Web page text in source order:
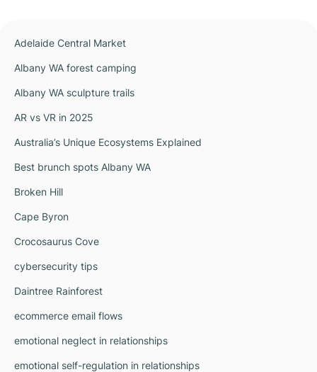
Adelaide Central Market
Albany WA forest camping
Albany WA sculpture trails
AR vs VR in 2025
Australia’s Unique Ecosystems Explained
Best brunch spots Albany WA
Broken Hill
Cape Byron
Crocosaurus Cove
cybersecurity tips
Daintree Rainforest
ecommerce email flows
emotional neglect in relationships
emotional self-regulation in relationships